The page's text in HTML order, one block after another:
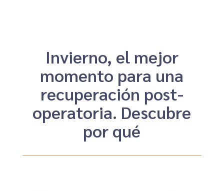
Invierno, el mejor
momento para una
recuperación post-
operatoria. Descubre
por qué